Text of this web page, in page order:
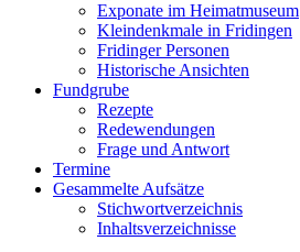
Exponate im Heimatmuseum
Kleindenkmale in Fridingen
Fridinger Personen
Historische Ansichten
Fundgrube
Rezepte
Redewendungen
Frage und Antwort
Termine
Gesammelte Aufsätze
Stichwortverzeichnis
Inhaltsverzeichnisse